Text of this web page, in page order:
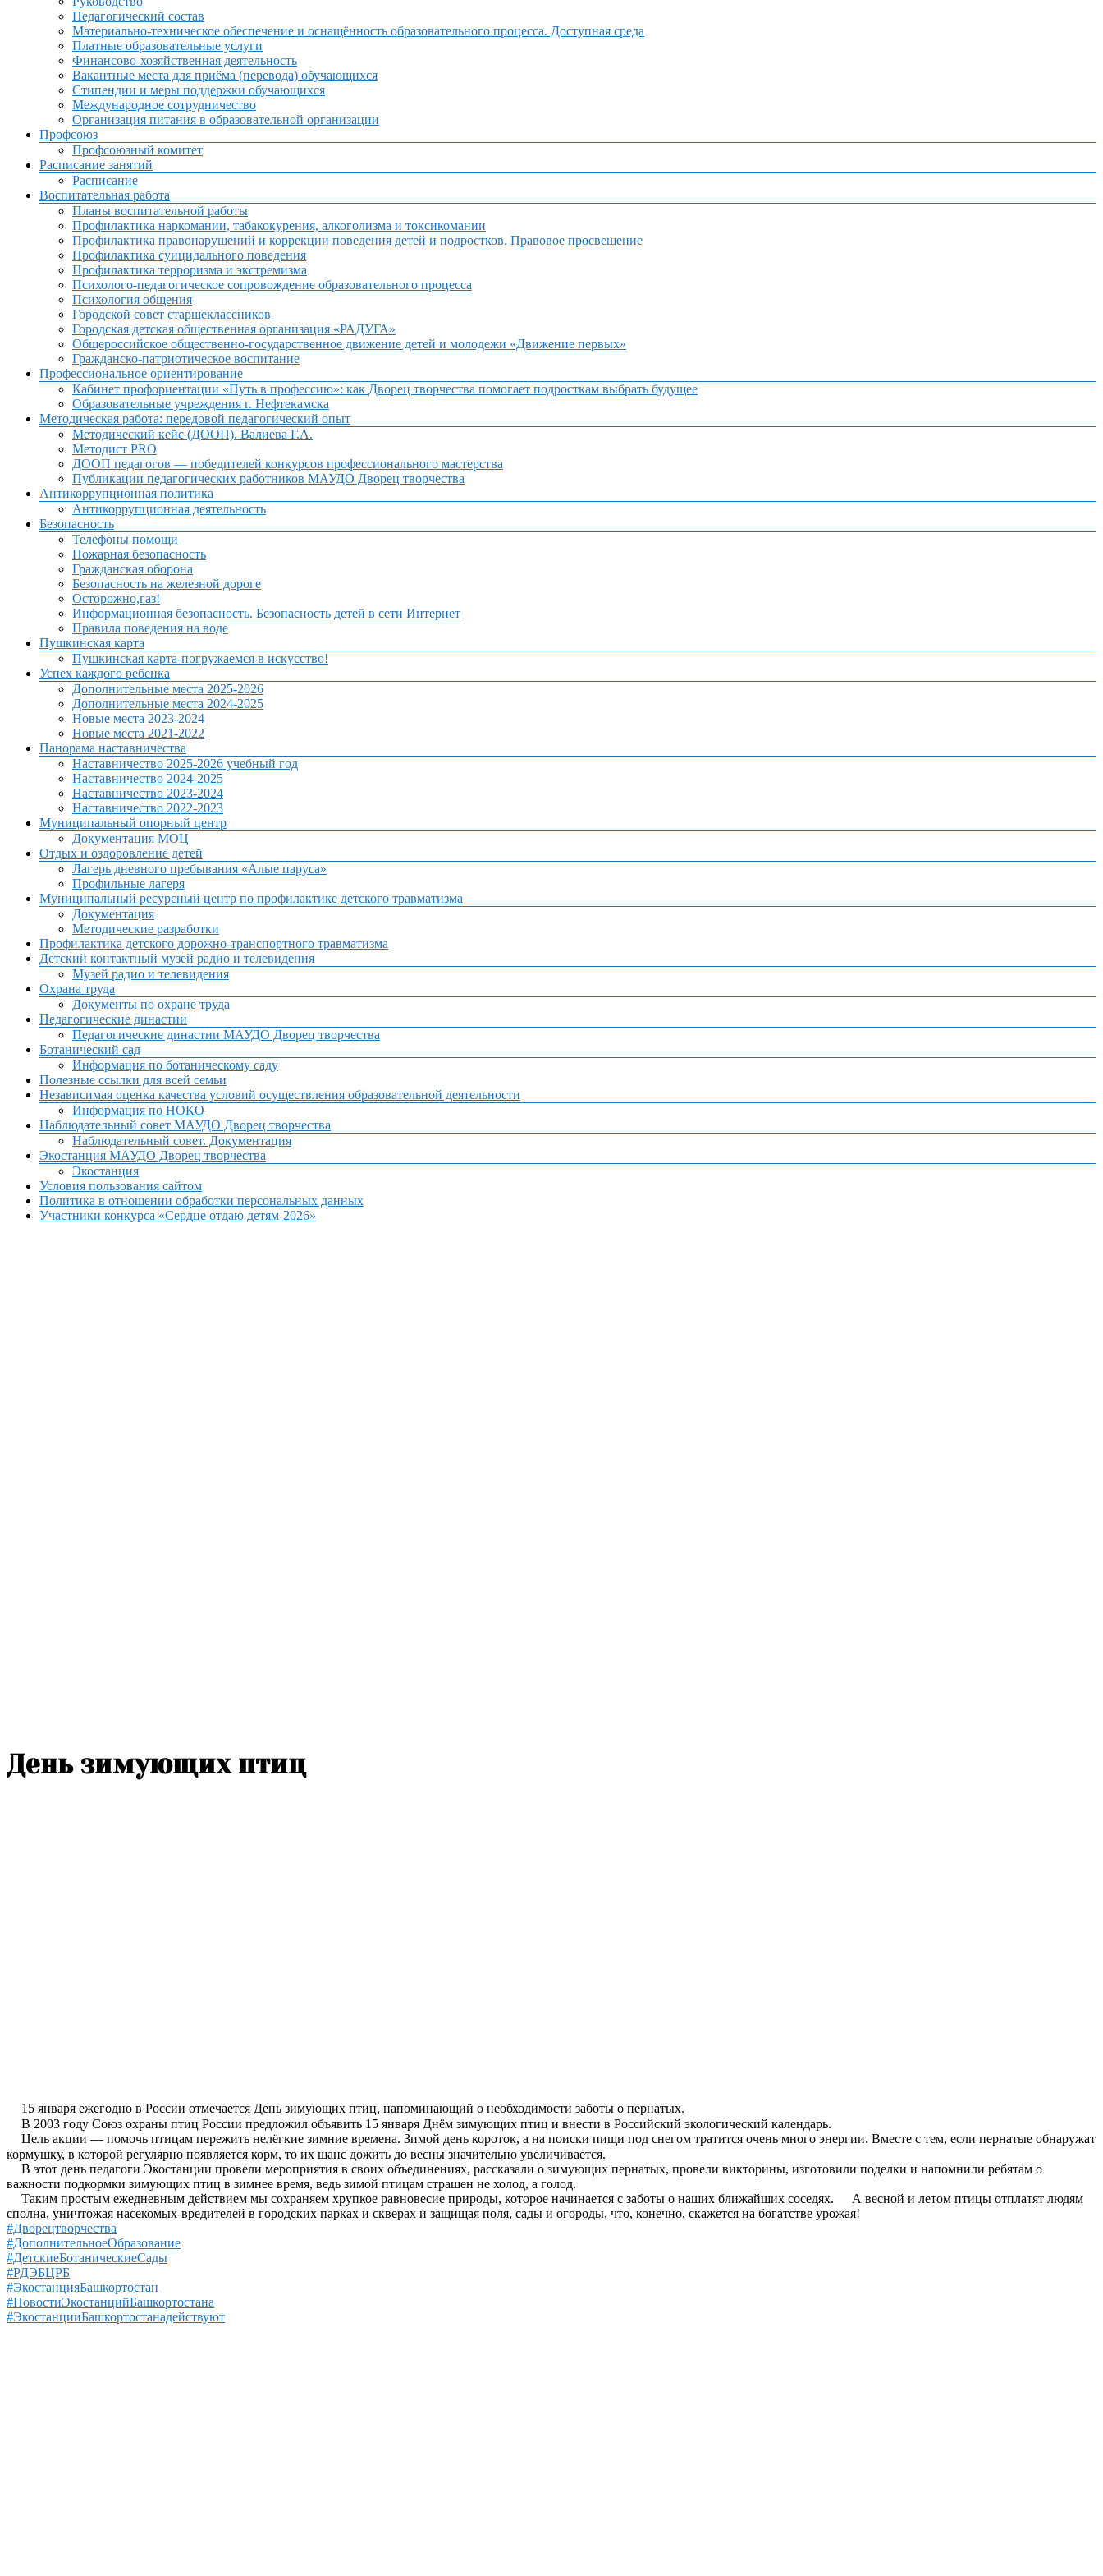
Педагогический состав
Материально-техническое обеспечение и оснащённость образовательного процесса. Доступная среда
Платные образовательные услуги
Финансово-хозяйственная деятельность
Вакантные места для приёма (перевода) обучающихся
Стипендии и меры поддержки обучающихся
Международное сотрудничество
Организация питания в образовательной организации
Профсоюз
Профсоюзный комитет
Расписание занятий
Расписание
Воспитательная работа
Планы воспитательной работы
Профилактика наркомании, табакокурения, алкоголизма и токсикомании
Профилактика правонарушений и коррекции поведения детей и подростков. Правовое просвещение
Профилактика суицидального поведения
Профилактика терроризма и экстремизма
Психолого-педагогическое сопровождение образовательного процесса
Психология общения
Городской совет старшеклассников
Городская детская общественная организация «РАДУГА»
Общероссийское общественно-государственное движение детей и молодежи «Движение первых»
Гражданско-патриотическое воспитание
Профессиональное ориентирование
Кабинет профориентации «Путь в профессию»: как Дворец творчества помогает подросткам выбрать будущее
Образовательные учреждения г. Нефтекамска
Методическая работа: передовой педагогический опыт
Методический кейс (ДООП). Валиева Г.А.
Методист PRO
ДООП педагогов — победителей конкурсов профессионального мастерства
Публикации педагогических работников МАУДО Дворец творчества
Антикоррупционная политика
Антикоррупционная деятельность
Безопасность
Телефоны помощи
Пожарная безопасность
Гражданская оборона
Безопасность на железной дороге
Осторожно,газ!
Информационная безопасность. Безопасность детей в сети Интернет
Правила поведения на воде
Пушкинская карта
Пушкинская карта-погружаемся в искусство!
Успех каждого ребенка
Дополнительные места 2025-2026
Дополнительные места 2024-2025
Новые места 2023-2024
Новые места 2021-2022
Панорама наставничества
Наставничество 2025-2026 учебный год
Наставничество 2024-2025
Наставничество 2023-2024
Наставничество 2022-2023
Муниципальный опорный центр
Документация МОЦ
Отдых и оздоровление детей
Лагерь дневного пребывания «Алые паруса»
Профильные лагеря
Муниципальный ресурсный центр по профилактике детского травматизма
Документация
Методические разработки
Профилактика детского дорожно-транспортного травматизма
Детский контактный музей радио и телевидения
Музей радио и телевидения
Охрана труда
Документы по охране труда
Педагогические династии
Педагогические династии МАУДО Дворец творчества
Ботанический сад
Информация по ботаническому саду
Полезные ссылки для всей семьи
Независимая оценка качества условий осуществления образовательной деятельности
Информация по НОКО
Наблюдательный совет МАУДО Дворец творчества
Наблюдательный совет. Документация
Экостанция МАУДО Дворец творчества
Экостанция
Условия пользования сайтом
Политика в отношении обработки персональных данных
Участники конкурса «Сердце отдаю детям-2026»
День зимующих птиц
15 января ежегодно в России отмечается День зимующих птиц, напоминающий о необходимости заботы о пернатых.
В 2003 году Союз охраны птиц России предложил объявить 15 января Днём зимующих птиц и внести в Российский экологический календарь.
Цель акции — помочь птицам пережить нелёгкие зимние времена. Зимой день короток, а на поиски пищи под снегом тратится очень много энергии. Вместе с тем, если пернатые обнаружат
кормушку, в которой регулярно появляется корм, то их шанс дожить до весны значительно увеличивается.
В этот день педагоги Экостанции провели мероприятия в своих объединениях, рассказали о зимующих пернатых, провели викторины, изготовили поделки и напомнили ребятам о
важности подкормки зимующих птиц в зимнее время, ведь зимой птицам страшен не холод, а голод.
Таким простым ежедневным действием мы сохраняем хрупкое равновесие природы, которое начинается с заботы о наших ближайших соседях.
А весной и летом птицы отплатят людям
сполна, уничтожая насекомых-вредителей в городских парках и скверах и защищая поля, сады и огороды, что, конечно, скажется на богатстве урожая!
#Дворецтворчества
#ДополнительноеОбразование
#ДетскиеБотаническиеСады
#РДЭБЦРБ
#ЭкостанцияБашкортостан
#НовостиЭкостанцийБашкортостана
#ЭкостанцииБашкортостанадействуют